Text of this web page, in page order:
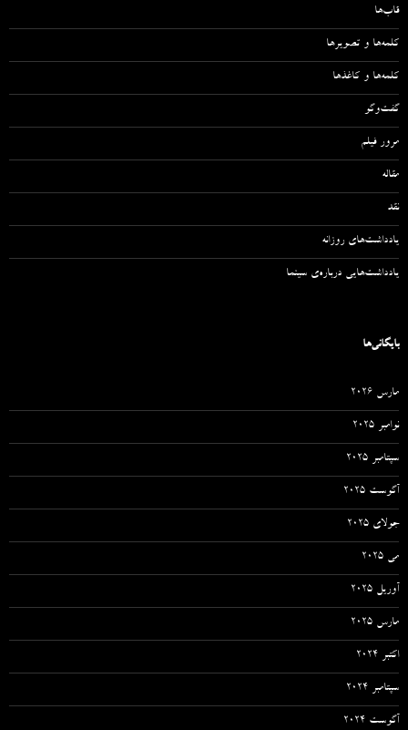
قاب‌ها
کلمه‌ها و تصویرها
کلمه‌ها و کاغذها
گفت‌وگو
مرور فیلم
مقاله‌
نقد
یادداشت‌های روزانه
یادداشت‌هایی درباره‌ی سینما
بایگانی‌ها
مارس 2026
نوامبر 2025
سپتامبر 2025
آگوست 2025
جولای 2025
می 2025
آوریل 2025
مارس 2025
اکتبر 2024
سپتامبر 2024
آگوست 2024